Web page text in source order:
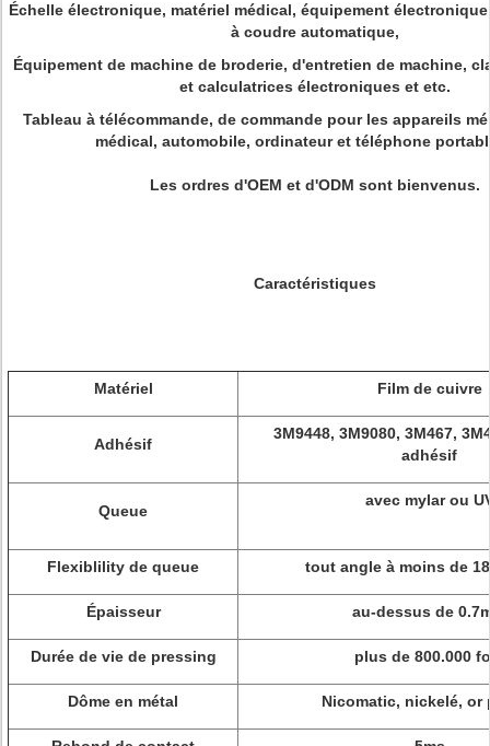
Échelle électronique, matériel médical, équipement
à coudre automatique,
Équipement de machine de broderie, d'entretien de machine,
et calculatrices électroniques et etc.
Tableau à télécommande, de commande pour les appareils
médical, automobile, ordinateur et téléphone
Les ordres d'OEM et d'ODM sont bienvenus.
Caractéristiques
Matériel Film de cuivre
Adhésif
3M9448, 3M9080, 3M467,
adhésif
Queue
avec mylar ou
Flexiblility de queue tout angle à moins de
Épaisseur au-dessus de
Durée de vie de pressing plus de 800.000
Dôme en métal Nicomatic, nickelé, or